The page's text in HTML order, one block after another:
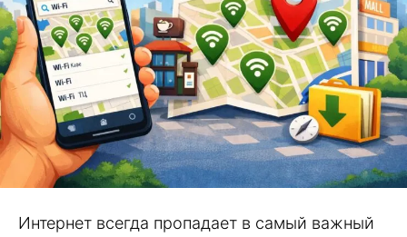
Интернет всегда пропадает в самый важный